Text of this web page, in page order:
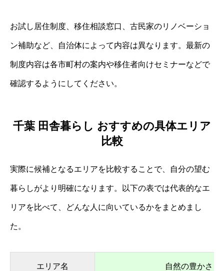
お試し居住制度、移住相談窓口、古民家のリノベーショ
ン補助など、自治体によって内容は異なります。最新の
制度内容は各市町村の案内や移住者向けセミナーなどで
確認するようにしてください。
千葉 田舎暮らし おすすめの具体エリア
比較
実際に候補となるエリアを比較することで、自分の望む
暮らしがより明確になります。以下の表では代表的なエ
リアを比べて、どんな人に向いているかをまとめまし
た。
エリア名 自然の豊かさ